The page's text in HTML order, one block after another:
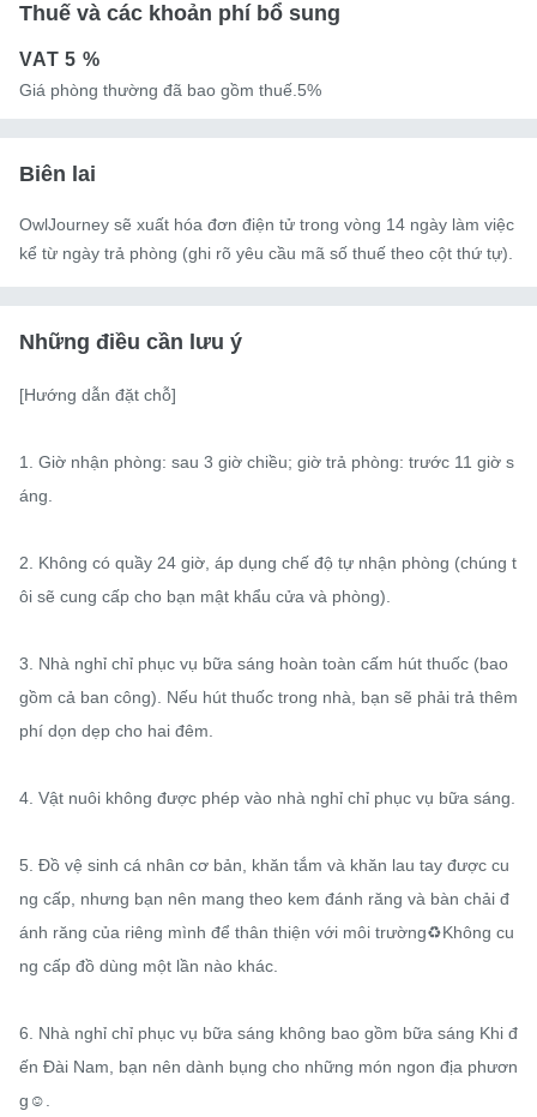
Thuế và các khoản phí bổ sung
VAT5 %
Giá phòng thường đã bao gồm thuế.5%
Biên lai
OwlJourney sẽ xuất hóa đơn điện tử trong vòng 14 ngày làm việc
kể từ ngày trả phòng (ghi rõ yêu cầu mã số thuế theo cột thứ tự).
Những điều cần lưu ý
[Hướng dẫn đặt chỗ]
1. Giờ nhận phòng: sau 3 giờ chiều; giờ trả phòng: trước 11 giờ s
áng.
2. Không có quầy 24 giờ, áp dụng chế độ tự nhận phòng (chúng t
ôi sẽ cung cấp cho bạn mật khẩu cửa và phòng).
3. Nhà nghỉ chỉ phục vụ bữa sáng hoàn toàn cấm hút thuốc (bao
gồm cả ban công). Nếu hút thuốc trong nhà, bạn sẽ phải trả thêm
phí dọn dẹp cho hai đêm.
4. Vật nuôi không được phép vào nhà nghỉ chỉ phục vụ bữa sáng.
5. Đồ vệ sinh cá nhân cơ bản, khăn tắm và khăn lau tay được cu
ng cấp, nhưng bạn nên mang theo kem đánh răng và bàn chải đ
ánh răng của riêng mình để thân thiện với môi trường♻️Không cu
ng cấp đồ dùng một lần nào khác.
6. Nhà nghỉ chỉ phục vụ bữa sáng không bao gồm bữa sáng Khi đ
ến Đài Nam, bạn nên dành bụng cho những món ngon địa phươn
g☺️.